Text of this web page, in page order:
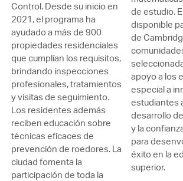
Control. Desde su inicio en
2021, el programa ha
ayudado a más de 900
propiedades residenciales
que cumplían los requisitos,
brindando inspecciones
profesionales, tratamientos
y visitas de seguimiento.
Los residentes además
reciben educación sobre
técnicas eficaces de
prevención de roedores. La
ciudad fomenta la
participación de toda la
de estudio.
disponible
de
apoyo a los
especial a
estudiantes
desarrollo
y la
para
éxito en la
superior.